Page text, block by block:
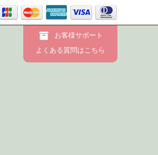
お客様サポート
よくある質問はこちら